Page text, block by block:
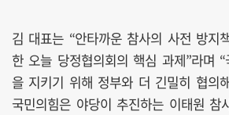
김 대표는 “안타까운 참사의 사전 방지
한 오늘 당정협의회의 핵심 과제”라며
을 지키기 위해 정부와 더 긴밀히 협의
국민의힘은 야당이 추진하는 이태원 참